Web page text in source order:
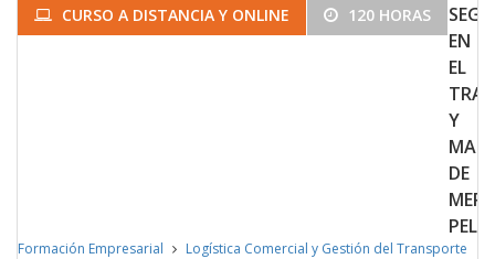
CURSO A DISTANCIA Y ONLINE 120 HORAS
EN
EL
Y
DE
Formación Empresarial Logística Comercial y Gestión del Transporte